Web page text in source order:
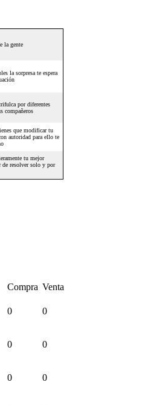
Compra Venta
0 0
0 0
0 0